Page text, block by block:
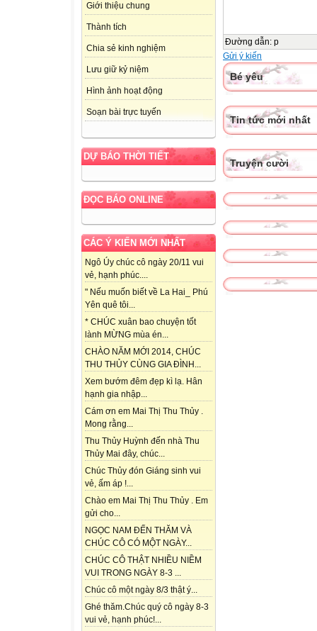
Giới thiệu chung
Thành tích
Chia sẻ kinh nghiệm
Lưu giữ kỷ niệm
Hình ảnh hoạt động
Soạn bài trực tuyến
DỰ BÁO THỜI TIẾT
ĐỌC BÁO ONLINE
CÁC Ý KIẾN MỚI NHẤT
Ngô Úy chúc cô ngày 20/11 vui
vẻ, hạnh phúc....
" Nếu muốn biết về La Hai_ Phú
Yên quê tôi...
* CHÚC xuân bao chuyện tốt
lành MỪNG mùa én...
CHÀO NĂM MỚI 2014, CHÚC
THU THỦY CÙNG GIA ĐÌNH...
Xem bướm đêm đẹp kì lạ. Hân
hạnh gia nhập...
Cám ơn em Mai Thị Thu Thủy .
Mong rằng...
Thu Thủy Huỳnh đến nhà Thu
Thủy Mai đây, chúc...
Chúc Thủy đón Giáng sinh vui
vẻ, ấm áp !...
Chào em Mai Thị Thu Thủy . Em
gửi cho...
NGỌC NAM ĐẾN THĂM VÀ
CHÚC CÔ CÓ MỘT NGÀY...
CHÚC CÔ THẬT NHIỀU NIỀM
VUI TRONG NGÀY 8-3 ...
Chúc cô một ngày 8/3 thật ý...
Ghé thăm.Chúc quý cô ngày 8-3
vui vẻ, hạnh phúc!...
Đường dẫn: p
Gửi ý kiến
Bé yêu
Tin tức mới nhất
Truyện cười